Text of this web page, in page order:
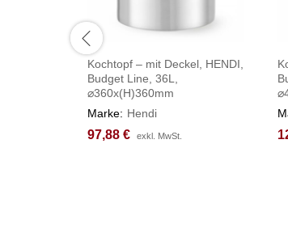
Kochtopf – mit Deckel, HENDI,
Budget Line, 36L,
⌀360x(H)360mm
Marke: Hendi
97,88 € exkl. MwSt.
97,88 € exkl. MwSt.